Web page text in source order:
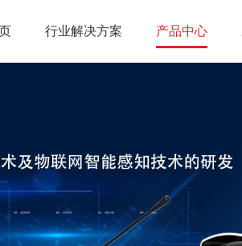
行业解决方案 产品中心